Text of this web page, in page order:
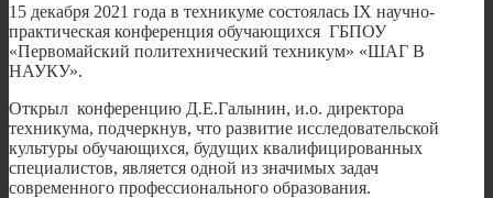
15 декабря 2021 года в техникуме состоялась IX научно-
практическая конференция обучающихся ГБПОУ
«Первомайский политехнический техникум» «ШАГ В
НАУКУ».
Открыл конференцию Д.Е.Галынин, и.о. директора
техникума, подчеркнув, что развитие исследовательской
культуры обучающихся, будущих квалифицированных
специалистов, является одной из значимых задач
современного профессионального образования.